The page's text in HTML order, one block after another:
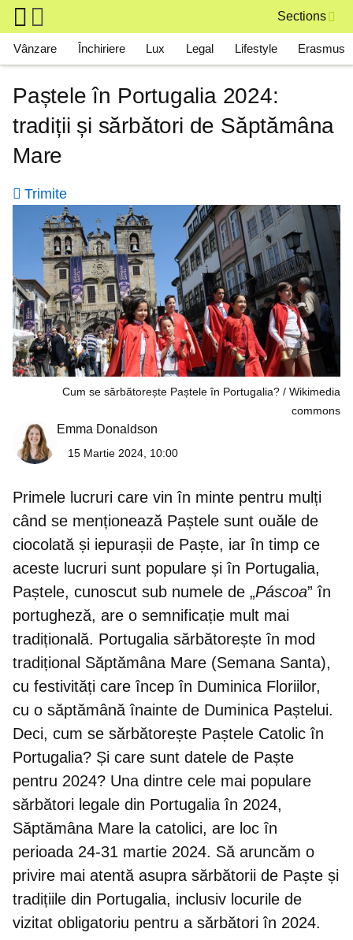
Skip to main content
Sections
Main navigation
Vânzare Închiriere Lux Legal Lifestyle Erasmus
Paștele în Portugalia 2024:
tradiții și sărbători de Săptămâna
Mare
Trimite
Cum se sărbătorește Paștele în Portugalia?
Wikimedia
commons
Emma Donaldson
15 Martie 2024, 10:00
Primele lucruri care vin în minte pentru mulți
când se menționează Paștele sunt ouăle de
ciocolată și iepurașii de Paște, iar în timp ce
aceste lucruri sunt populare și în Portugalia,
Paștele, cunoscut sub numele de „Páscoa” în
portugheză, are o semnificație mult mai
tradițională. Portugalia sărbătorește în mod
tradițional Săptămâna Mare (Semana Santa),
cu festivități care încep în Duminica Floriilor,
cu o săptămână înainte de Duminica Paștelui.
Deci, cum se sărbătorește Paștele Catolic în
Portugalia? Și care sunt datele de Paște
pentru 2024? Una dintre cele mai populare
sărbători legale din Portugalia în 2024,
Săptămâna Mare la catolici, are loc în
perioada 24-31 martie 2024. Să aruncăm o
privire mai atentă asupra sărbătorii de Paște și
tradițiile din Portugalia, inclusiv locurile de
vizitat obligatoriu pentru a sărbători în 2024.